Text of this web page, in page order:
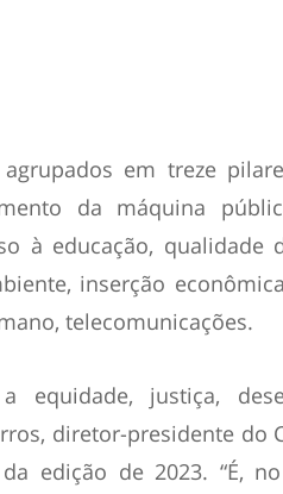
em treze
da máquina
à educação, qualidade
inserção
telecomunicações.
equidade, justiça,
diretor-presidente do
edição de 2023. “É,